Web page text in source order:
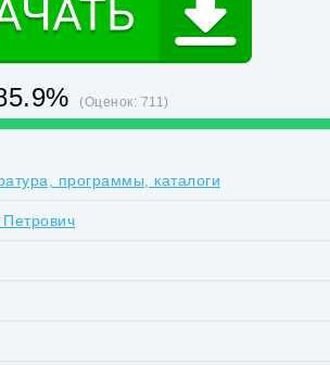
(Оценок: 711)
программы, каталоги